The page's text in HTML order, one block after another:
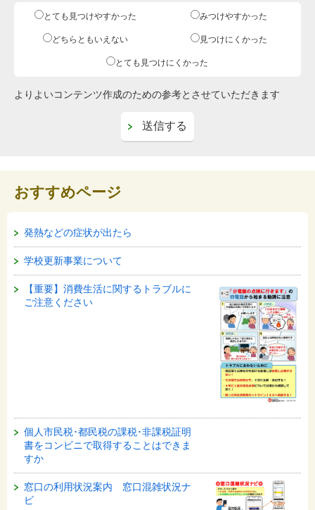
とても見つけやすかった みつけやすかった
どちらともいえない 見つけにくかった
とても見つけにくかった
よりよいコンテンツ作成のための参考とさせていただきます
おすすめページ
発熱などの症状が出たら
学校更新事業について
【重要】消費生活に関するトラブルに
ご注意ください
個人市民税･都民税の課税･非課税証明
書をコンビニで取得することはできま
すか
窓口の利用状況案内 窓口混雑状況ナ
ビ